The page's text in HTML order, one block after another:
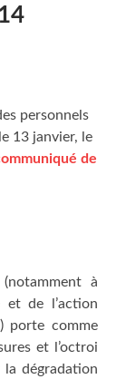
per­son­nels
13 jan­vier, le
de
(notam­ment à
et de l’action
) porte comme
et l’octroi
la dégra­da­tion